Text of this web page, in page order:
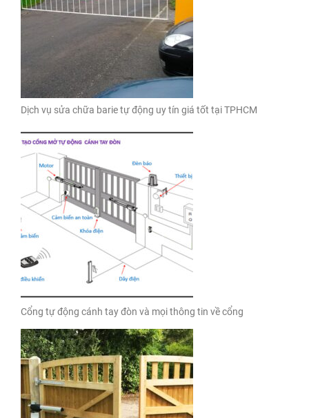
Dịch vụ sửa chữa barie tự động uy tín giá tốt tại TPHCM
Cổng tự động cánh tay đòn và mọi thông tin về cổng